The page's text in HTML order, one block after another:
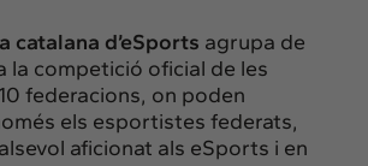
catalana d’eSports agrupa de
la competició oficial de les
federacions, on poden
els esportistes federats,
aficionat als eSports i en